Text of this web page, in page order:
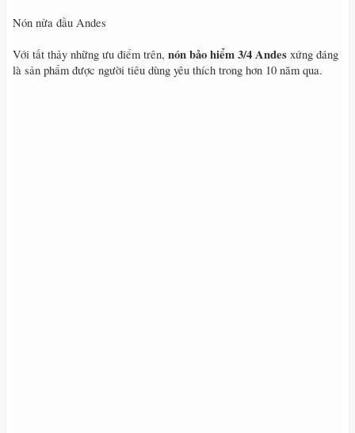
Nón nửa đầu Andes
Với tất thảy những ưu điểm trên, nón bảo hiểm 3/4 Andes xứng đáng
là sản phẩm được người tiêu dùng yêu thích trong hơn 10 năm qua.